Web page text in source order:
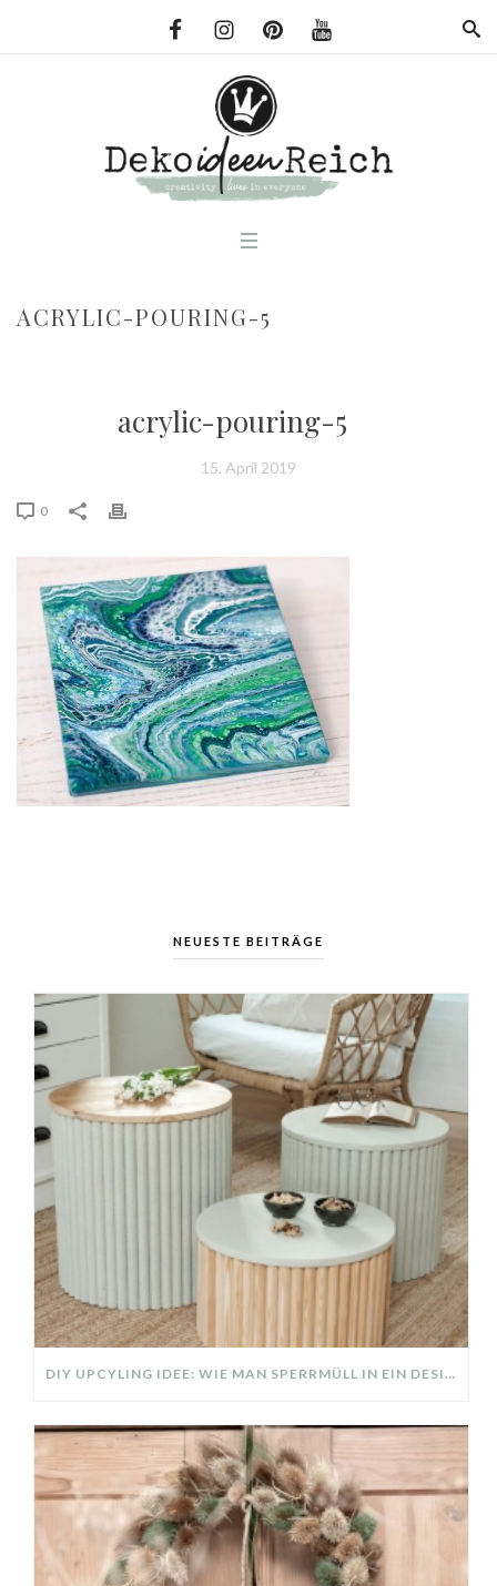
ACRYLIC-POURING-5
acrylic-pouring-5
15. April 2019
0
NEUESTE BEITRÄGE
DIY UPCYLING IDEE: WIE MAN SPERRMÜLL IN EIN DESIGNER TEIL VERWANDELT